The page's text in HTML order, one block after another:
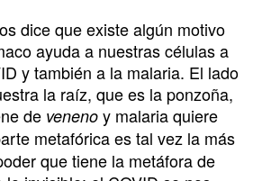
dice que existe algún motivo
ayuda a nuestras células a
y también a la malaria. El lado
la raíz, que es la ponzoña,
de veneno y malaria quiere
metafórica es tal vez la más
que tiene la metáfora de